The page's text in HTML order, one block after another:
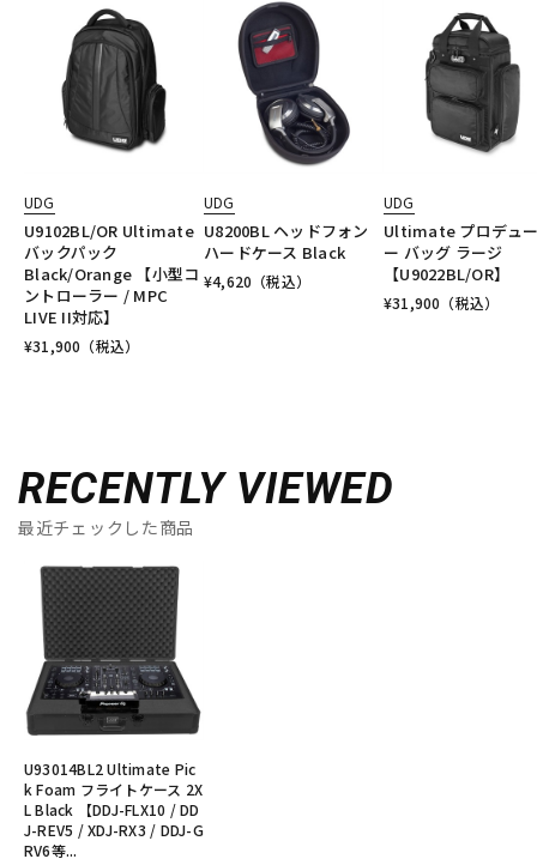
UDG
U9102BL/OR Ultimate
バックパック
Black/Orange 【小型コ
ントローラー / MPC
LIVE II対応】
¥31,900 （税込）
UDG
U8200BL ヘッドフォン
ハードケース Black
¥4,620 （税込）
UDG
Ultimate プロデュ
ー バッグ ラージ
【U9022BL/OR】
¥31,900 （税込）
RECENTLY VIEWED
最近チェックした商品
U93014BL2 Ultimate Pic
k Foam フライトケース 2X
L Black 【DDJ-FLX10 / DD
J-REV5 / XDJ-RX3 / DDJ-G
RV6等...